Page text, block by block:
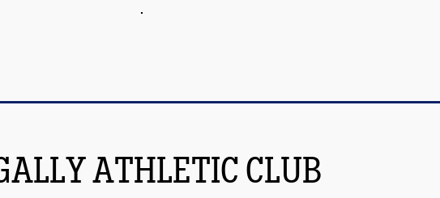
ATHLETIC CLUB